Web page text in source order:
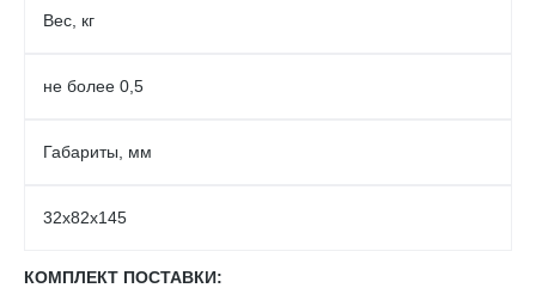
Вес, кг
не более 0,5
Габариты, мм
32х82х145
КОМПЛЕКТ ПОСТАВКИ: